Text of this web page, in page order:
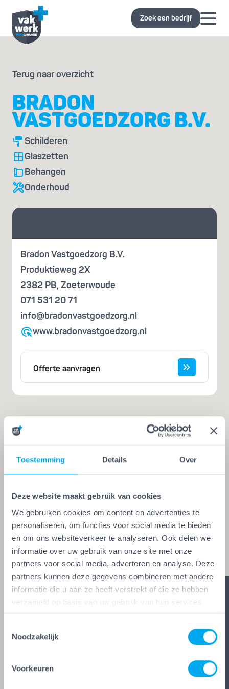
Toestemming Details Over
Deze website maakt gebruik van cookies
We gebruiken cookies om content en advertenties te
personaliseren, om functies voor social media te bieden
en om ons websiteverkeer te analyseren. Ook delen we
informatie over uw gebruik van onze site met onze
partners voor social media, adverteren en analyse. Deze
partners kunnen deze gegevens combineren met andere
informatie die u aan ze heeft verstrekt of die ze hebben
verzameld op basis van uw gebruik van hun services.
Noodzakelijk
Voorkeuren
Zoek een bedrijf
Terug naar overzicht
BRADON
VASTGOEDZORG B.V.
Schilderen
Glaszetten
Behangen
Onderhoud
Vraag je
Bradon Vastgoedzorg B.V.
Produktieweg 2X
2382 PB, Zoeterwoude
071 531 20 71
info@bradonvastgoedzorg.nl
www.bradonvastgoedzorg.nl
Offerte aanvragen
Iemand die zegt dat hij het kan, is nog
geen vakman
Een echte vakman of -vrouw herken je aan de
Vakwerk Plusgarantie. Dit is hét
glaszetters en onderhoudsbedrijven. Alleen wie
aan de strengste kwaliteitseisen voldoet, mag het
keurmerk voeren. Zo ben je zeker van vakwerk,
duidelijke afspraken en zes glasheldere garanties.